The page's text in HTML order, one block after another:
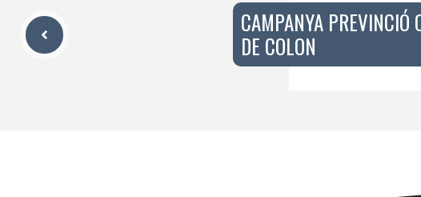
CAMPANYA PREVINCIÓ
DE COLON